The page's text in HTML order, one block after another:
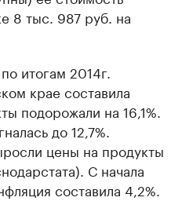
8 тыс. 987 руб. на
итогам 2014г.
крае составила
подорожали на 16,1%.
до 12,7%.
цены на продукты
С начала
составила 4,2%.